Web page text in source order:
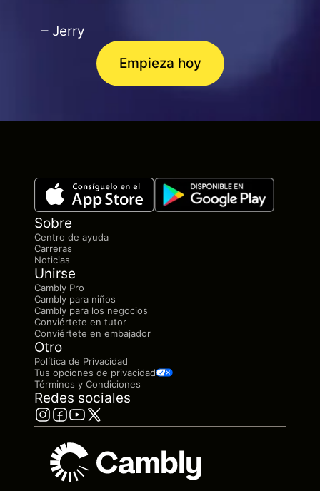
– Jerry
Empieza hoy
Sobre
Centro de ayuda
Carreras
Noticias
Unirse
Cambly Pro
Cambly para niños
Cambly para los negocios
Conviértete en tutor
Conviértete en embajador
Otro
Política de Privacidad
Tus opciones de privacidad
Términos y Condiciones
Redes sociales